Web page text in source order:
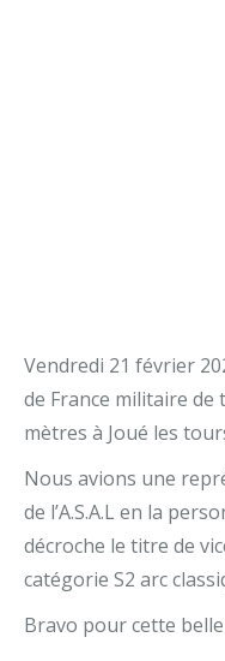
Vendredi 21 février
de France militaire de
mètres à Joué les
Nous avions une
de l’A.S.A.L en la
décroche le titre de
catégorie S2 arc
Bravo pour cette